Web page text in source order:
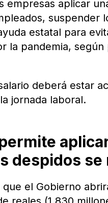
empresas aplicar
suspender
estatal para
la pandemia,
deberá estar
jornada laboral.
despidos se
que el Gobierno